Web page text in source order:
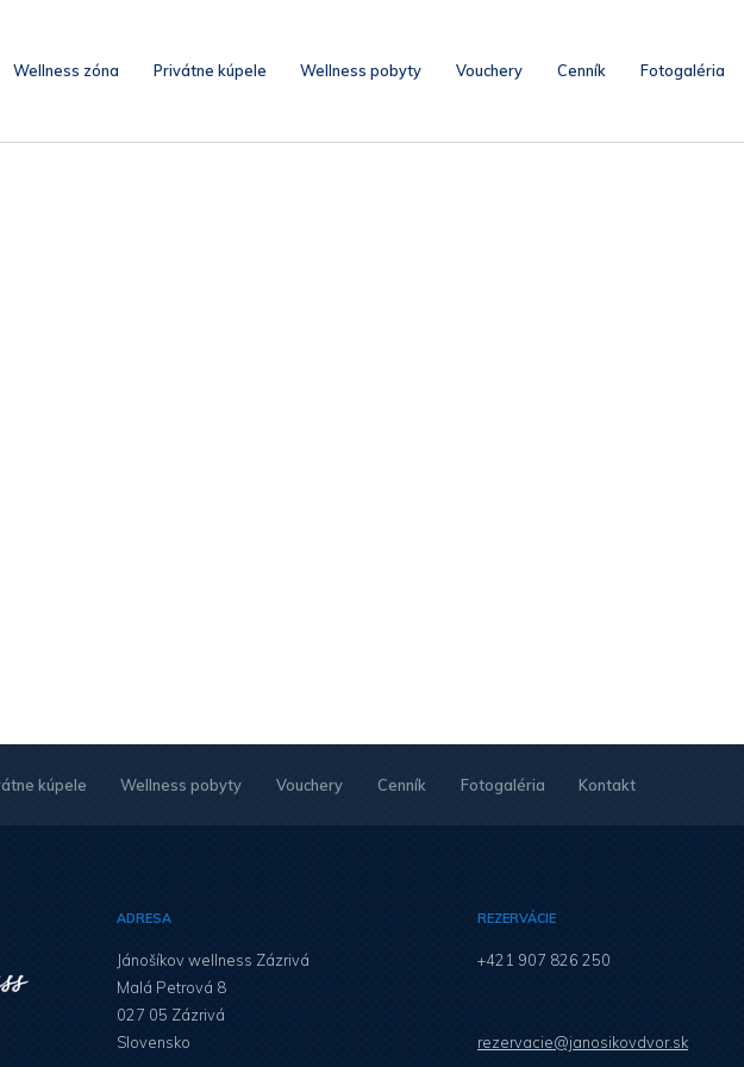
Wellness zóna Privátne kúpele Wellness pobyty Vouchery Cenník Fotogaléria
kúpele Wellness pobyty Vouchery Cenník Fotogaléria Kontakt
ADRESA
Jánošíkov wellness Zázrivá
Malá Petrová 8
027 05 Zázrivá
Slovensko
REZERVÁCIE
+421 907 826 250
rezervacie@janosikovdvor.sk